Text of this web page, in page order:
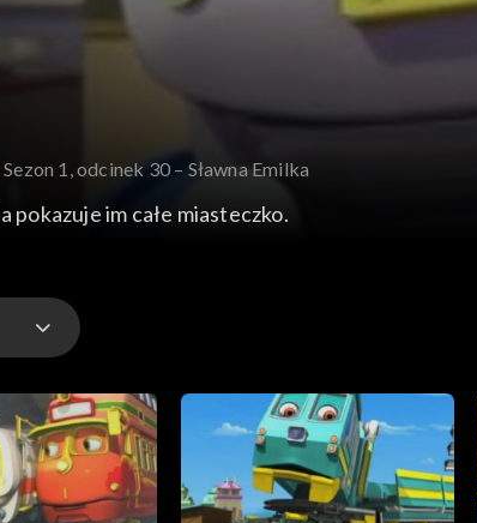
Sezon 1, odcinek 30 – Sławna Emilka
im całe miasteczko.